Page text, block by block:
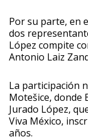
Por su parte, en
dos
López compite
Antonio Laiz
La participación
Motešice, donde
Jurado López,
Viva México,
años.